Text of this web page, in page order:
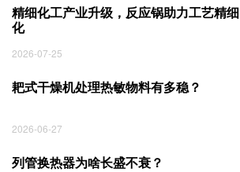
精细化工产业升级，反应锅助力工艺精细
化
2026-07-25
耙式干燥机处理热敏物料有多稳？
2026-06-27
列管换热器为啥长盛不衰？